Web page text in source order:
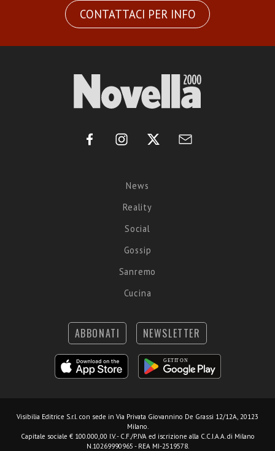
CONTATTACI PER INFO
News
Reality
Social
Gossip
Sanremo
Cucina
ABBONATI NEWSLETTER
Visibilia Editrice S.r.l. con sede in Via Privata Giovannino De Grassi 12/12A, 20123
Milano.
Capitale sociale € 100.000,00 I.V. - C.F./P.IVA ed iscrizione alla C.C.I.A.A. di Milano
N.10269990965 - REA MI-2519578.